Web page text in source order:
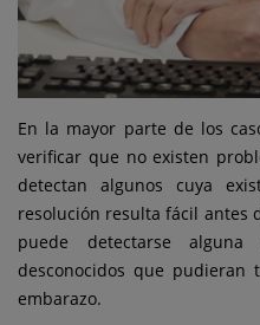
En la mayor parte de los
verificar que no existen
detectan algunos cuya
resolución resulta fácil antes
puede detectarse alguna
desconocidos que pudieran
embarazo.